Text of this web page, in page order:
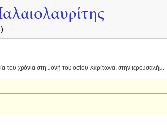
του χρόνια στη μονή του οσίου Χαρίτωνα, στην Ιερουσαλήμ.